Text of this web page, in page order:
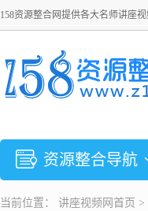
158资源整合网提供各大名师讲座
资源整合导航
当前位置： 讲座视频 网首页 >